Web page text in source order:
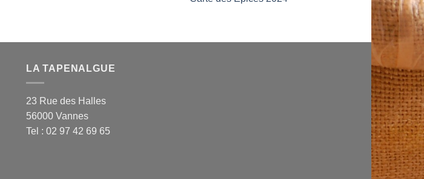
LA TAPENALGUE
23 Rue des Halles
56000 Vannes
Tel : 02 97 42 69 65